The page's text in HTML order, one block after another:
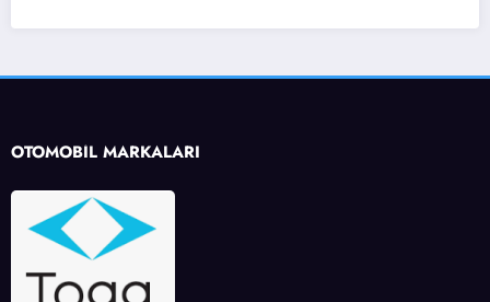
OTOMOBİL MARKALARI